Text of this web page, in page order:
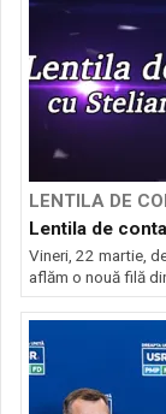
LENTILA DE
Lentila de
Vineri, 22 martie,
aflăm o nouă filă